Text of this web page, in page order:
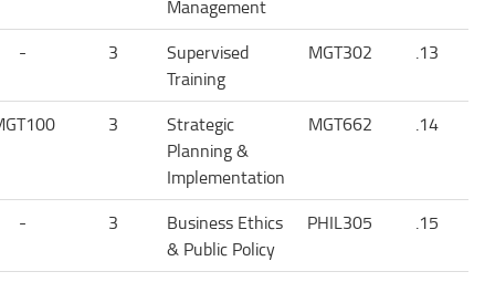
Management
13.
MGT302
Supervised
Training
3
-
14.
MGT662
Strategic
Planning &
Implementation
3
15.
PHIL305
Business Ethics
& Public Policy
3
-